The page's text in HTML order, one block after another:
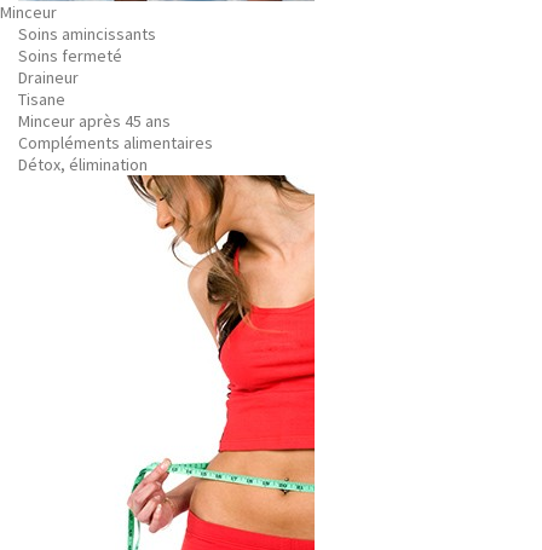
Minceur
Soins amincissants
Soins fermeté
Draineur
Tisane
Minceur après 45 ans
Compléments alimentaires
Détox, élimination